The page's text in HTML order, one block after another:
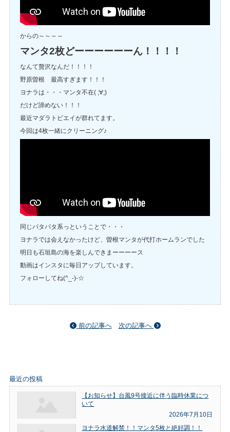
からの～～～～
マンタ2枚どーーーーーーん！！！！
なんて贅沢なんだ！！！！
野原曽根 最高すぎます！！！
ヨナラは・・・マンタ不在( ;∀;)
だけど諦めない！！！
最近マダラトビエイが群れてます。
今回は4枚一緒にクリーニング♪
同じパタパタ系っということで・・・
ヨナラでは会えなかったけど、曽根マンタが代打ホームランでした
明日も石垣島の海を楽しんできまーーーース
動画はインスタに毎日アップしています。
フォローしてね(^_-)-☆
前の記事へ 次の記事へ
最近の投稿
【お知らせ】台風9号接近に伴う臨時休業につ
いて
2026年7月10日
ヨナラ水道解禁！！マンタ5枚と絶好調！！